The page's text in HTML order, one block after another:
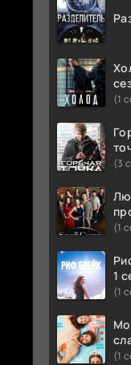
(1
(3
(1
1
(1
(1